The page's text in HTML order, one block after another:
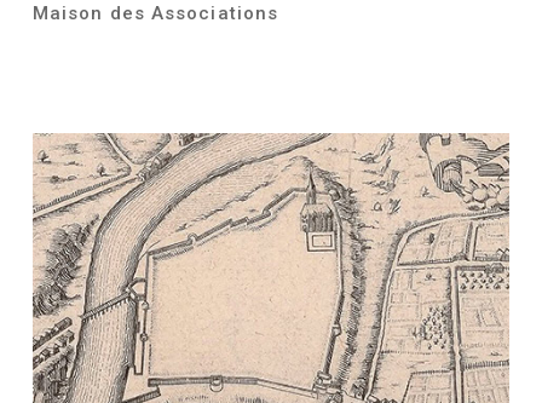
Maison des Associations